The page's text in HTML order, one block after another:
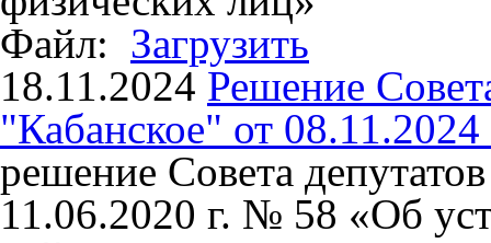
Файл: Загрузить
18.11.2024 Решение
"Кабанское" от
решение Совета
11.06.2020 г. № 58 «Об